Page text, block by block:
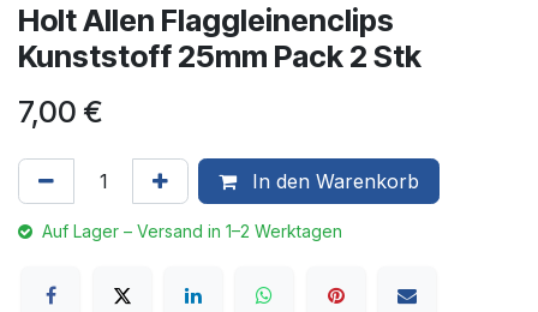
Holt Allen Flaggleinenclips
Kunststoff 25mm Pack 2 Stk
7,00 €
In den Warenkorb
Auf Lager – Versand in 1–2 Werktagen